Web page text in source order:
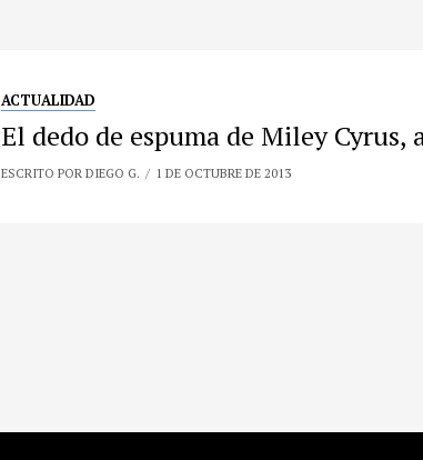
ACTUALIDAD
El dedo de espuma de Miley Cyrus,
ESCRITO POR DIEGO G. 1 DE OCTUBRE DE 2013